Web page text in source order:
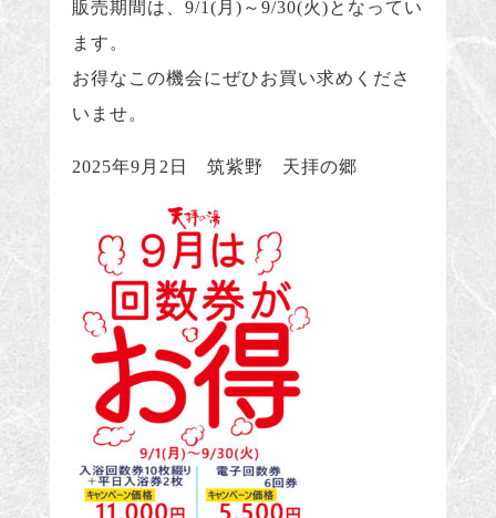
販売期間は、9/1(月)～9/30(火)となってい
ます。
お得なこの機会にぜひお買い求めくださ
いませ。
2025年9月2日 筑紫野 天拝の郷